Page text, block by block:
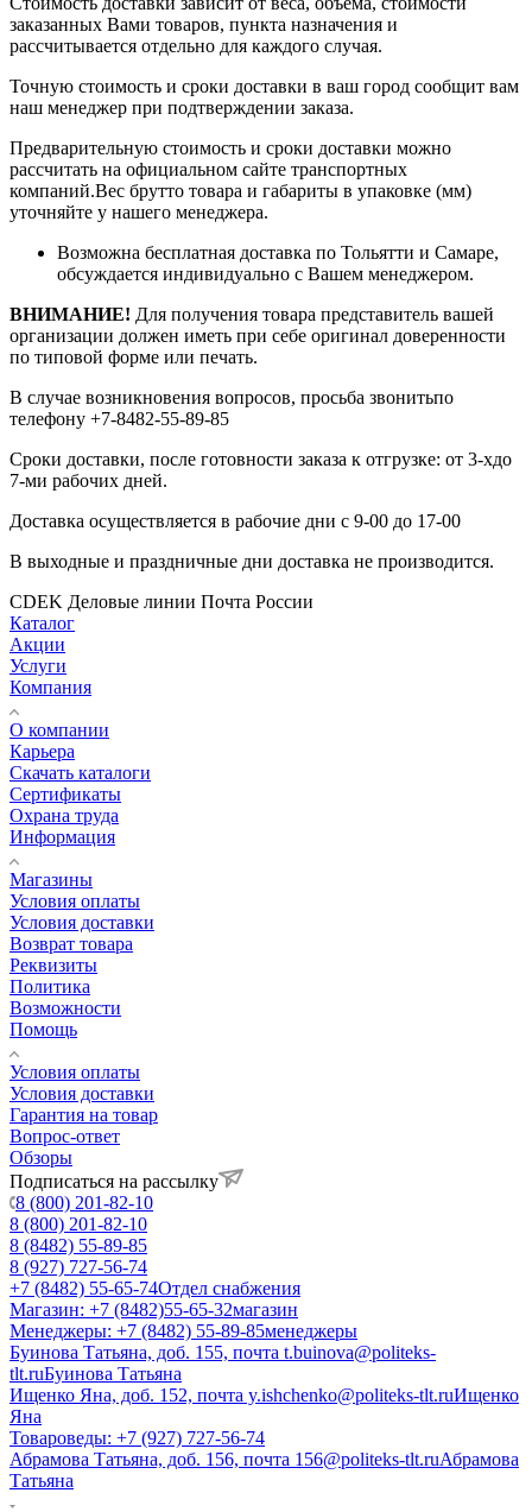
заказанных Вами товаров, пункта назначения и
рассчитывается отдельно для каждого случая.
Точную стоимость и сроки доставки в ваш город сообщит вам
наш менеджер при подтверждении заказа.
Предварительную стоимость и сроки доставки можно
рассчитать на официальном сайте транспортных
компаний.Вес брутто товара и габариты в упаковке (мм)
уточняйте у нашего менеджера.
Возможна бесплатная доставка по Тольятти и Самаре,
обсуждается индивидуально с Вашем менеджером.
ВНИМАНИЕ! Для получения товара представитель вашей
организации должен иметь при себе оригинал доверенности
по типовой форме или печать.
В случае возникновения вопросов, просьба звонитьпо
телефону +7-8482-55-89-85
Сроки доставки, после готовности заказа к отгрузке: от 3-хдо
7-ми рабочих дней.
Доставка осуществляется в рабочие дни с 9-00 до 17-00
В выходные и праздничные дни доставка не производится.
CDEK Деловые линии Почта России
Каталог
Акции
Услуги
Компания
О компании
Карьера
Cкачать каталоги
Сертификаты
Охрана труда
Информация
Магазины
Условия оплаты
Условия доставки
Возврат товара
Реквизиты
Политика
Возможности
Помощь
Условия оплаты
Условия доставки
Гарантия на товар
Вопрос-ответ
Обзоры
Подписаться на рассылку
8 (800) 201-82-10
8 (800) 201-82-10
8 (8482) 55-89-85
8 (927) 727-56-74
+7 (8482) 55-65-74Отдел снабжения
Магазин: +7 (8482)55-65-32магазин
Менеджеры: +7 (8482) 55-89-85менеджеры
Буинова Татьяна, доб. 155, почта t.buinova@politeks-
tlt.ruБуинова Татьяна
Ищенко Яна, доб. 152, почта y.ishchenko@politeks-tlt.ruИщенко
Яна
Товароведы: +7 (927) 727-56-74
Абрамова Татьяна, доб. 156, почта 156@politeks-tlt.ruАбрамова
Татьяна